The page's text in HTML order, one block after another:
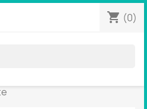
shopping_cart (0)